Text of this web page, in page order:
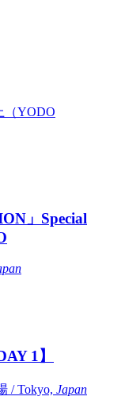
（YODO
」Special
1】
/ Tokyo, Japan